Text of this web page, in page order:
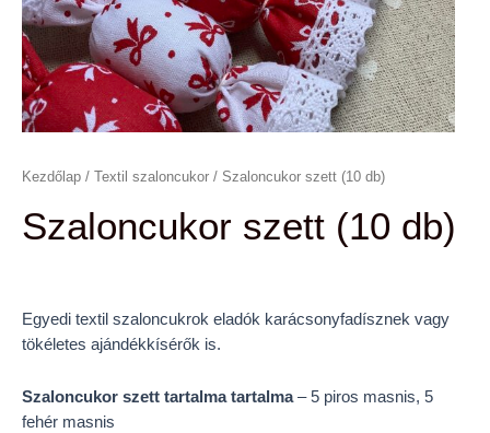
Kezdőlap / Textil szaloncukor / Szaloncukor szett (10 db)
Szaloncukor szett (10 db)
Egyedi textil szaloncukrok eladók karácsonyfadísznek vagy
tökéletes ajándékkísérők is.
Szaloncukor szett tartalma tartalma– 5 piros masnis, 5
fehér masnis